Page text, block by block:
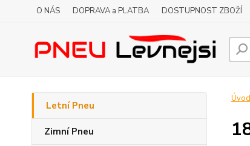
O NÁS DOPRAVA a PLATBA DOSTUPNOST ZBOŽÍ
Letní Pneu
Zimní Pneu
Úvod